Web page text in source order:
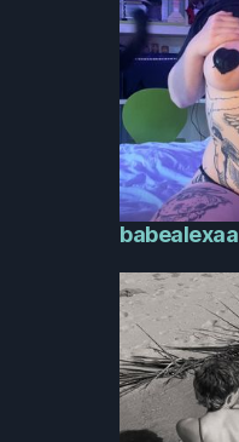
babealexaa